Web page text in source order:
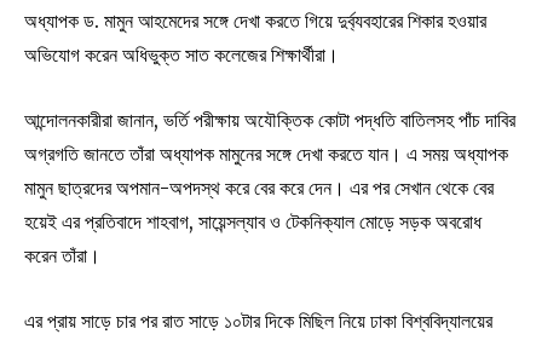
অধ্যাপক ড. মামুন আহমেদের সঙ্গে দেখা করতে গিয়ে দুর্ব্যবহারের শিকার হওয়ার
অভিযোগ করেন অধিভুক্ত সাত কলেজের শিক্ষার্থীরা।
আন্দোলনকারীরা জানান, ভর্তি পরীক্ষায় অযৌক্তিক কোটা পদ্ধতি বাতিলসহ পাঁচ দাবির
অগ্রগতি জানতে তাঁরা অধ্যাপক মামুনের সঙ্গে দেখা করতে যান। এ সময় অধ্যাপক
মামুন ছাত্রদের অপমান-অপদস্থ করে বের করে দেন। এর পর সেখান থেকে বের
হয়েই এর প্রতিবাদে শাহবাগ, সায়েন্সল্যাব ও টেকনিক্যাল মোড়ে সড়ক অবরোধ
করেন তাঁরা।
এর প্রায় সাড়ে চার পর রাত সাড়ে ১০টার দিকে মিছিল নিয়ে ঢাকা বিশ্ববিদ্যালয়ের